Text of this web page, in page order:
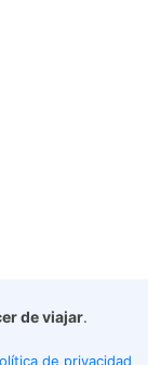
de viajar.
de privacidad